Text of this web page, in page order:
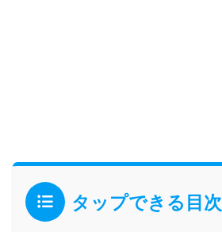
タップできる目次